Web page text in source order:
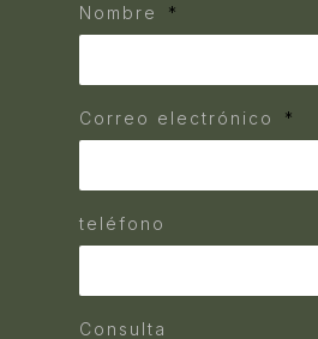
Nombre
Correo electrónico
teléfono
Consulta